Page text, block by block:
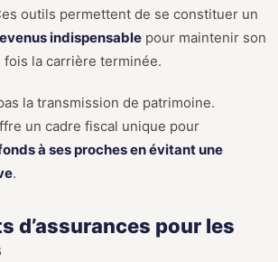
outils permettent de se constituer un
indispensable pour maintenir son
fois la carrière terminée.
la transmission de patrimoine.
un cadre fiscal unique pour
à ses proches en évitant une
.
d’assurances pour les